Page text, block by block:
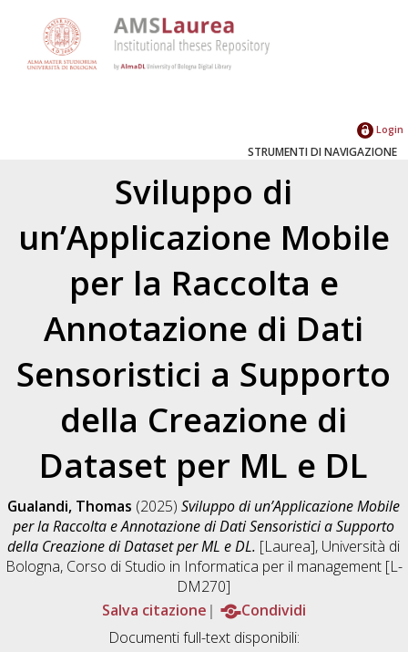
Login
STRUMENTI DI NAVIGAZIONE
Sviluppo di
un’Applicazione Mobile
per la Raccolta e
Annotazione di Dati
Sensoristici a Supporto
della Creazione di
Dataset per ML e DL
Gualandi, Thomas (2025)Sviluppo di un’Applicazione Mobile
per la Raccolta e Annotazione di Dati Sensoristici a Supporto
della Creazione di Dataset per ML e DL. [Laurea], Università di
Bologna, Corso di Studio in Informatica per il management [L-
DM270]
Salva citazione
Condividi
Documenti full-text disponibili: